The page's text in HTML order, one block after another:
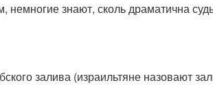
знают, сколь драматична
залива (израильтяне назовают